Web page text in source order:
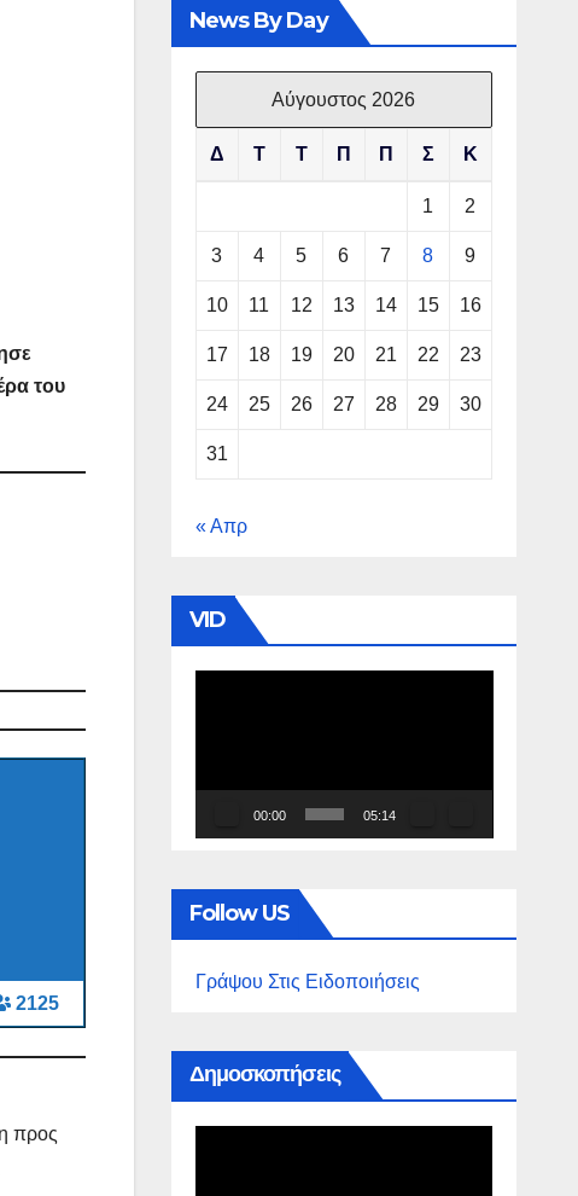
του
2125
προς
News By Day
Αύγουστος 2026
Δ Τ Τ Π Π Σ Κ
1 2
3 4 5 6 7 8 9
10 11 12 13 14 15 16
17 18 19 20 21 22 23
24 25 26 27 28 29 30
31
« Απρ
VID
00:00 05:14
Follow US
Γράψου Στις Ειδοποιήσεις
Δημοσκοπήσεις